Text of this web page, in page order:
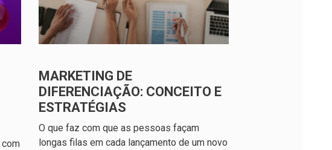
MARKETING DE
DIFERENCIAÇÃO: CONCEITO E
ESTRATÉGIAS
O que faz com que as pessoas façam
longas filas em cada lançamento de um novo